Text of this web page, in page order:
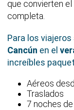
que convierten el
completa.
Para los
Cancún en el
increíbles
Aéreos
Traslados
7 noches